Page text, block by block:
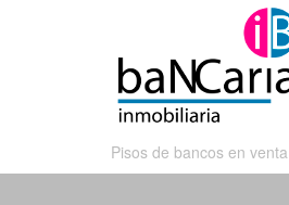
Pisos de bancos en venta